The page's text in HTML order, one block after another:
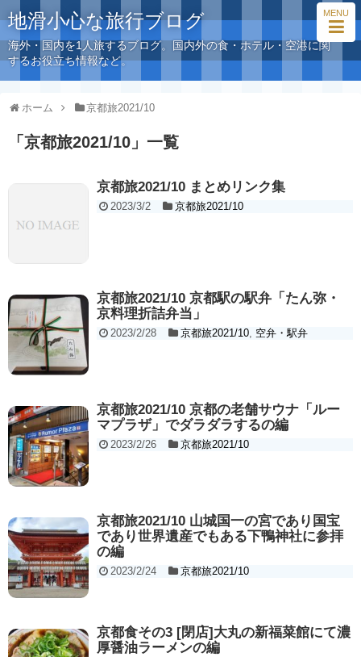
MENU
地滑小心な旅行ブログ
海外・国内を1人旅するブログ。国内外の食・ホテル・空港に関
するお役立ち情報など。
ホーム 京都旅2021/10
「 京都旅2021/10 」 一覧
京都旅2021/10 まとめリンク集
2023/3/2 京都旅2021/10
京都旅2021/10 京都駅の駅弁「たん弥・
京料理折詰弁当」
2023/2/28 京都旅2021/10, 空弁・駅弁
京都旅2021/10 京都の老舗サウナ「ルー
マプラザ」でダラダラするの編
2023/2/26 京都旅2021/10
京都旅2021/10 山城国一の宮であり国宝
であり世界遺産でもある下鴨神社に参拝
の編
2023/2/24 京都旅2021/10
京都食その3 [閉店]大丸の新福菜館にて濃
厚醤油ラーメンの編